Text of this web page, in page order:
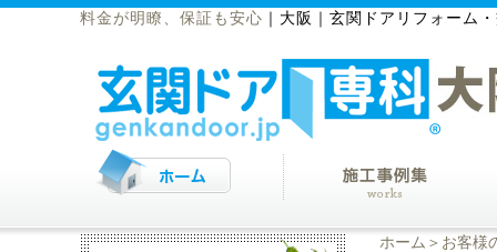
料金が明瞭、保証も安心 大阪｜玄関ドアリフォーム
ホーム ＞ お客様